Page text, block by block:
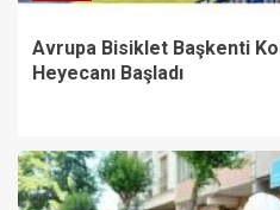
Avrupa Bisiklet Başkenti
Heyecanı Başladı